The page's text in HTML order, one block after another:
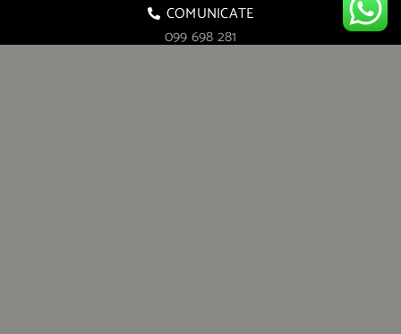
COMUNICATE
099 698 281